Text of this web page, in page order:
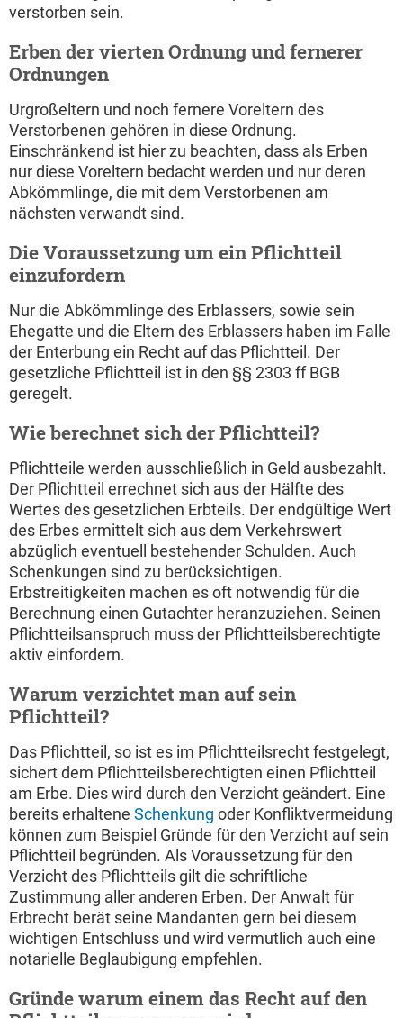
verstorben sein.
Erben der vierten Ordnung und fernerer
Ordnungen
Urgroßeltern und noch fernere Voreltern des
Verstorbenen gehören in diese Ordnung.
Einschränkend ist hier zu beachten, dass als Erben
nur diese Voreltern bedacht werden und nur deren
Abkömmlinge, die mit dem Verstorbenen am
nächsten verwandt sind.
Die Voraussetzung um ein Pflichtteil
einzufordern
Nur die Abkömmlinge des Erblassers, sowie sein
Ehegatte und die Eltern des Erblassers haben im Falle
der Enterbung ein Recht auf das Pflichtteil. Der
gesetzliche Pflichtteil ist in den §§ 2303 ff BGB
geregelt.
Wie berechnet sich der Pflichtteil?
Pflichtteile werden ausschließlich in Geld ausbezahlt.
Der Pflichtteil errechnet sich aus der Hälfte des
Wertes des gesetzlichen Erbteils. Der endgültige Wert
des Erbes ermittelt sich aus dem Verkehrswert
abzüglich eventuell bestehender Schulden. Auch
Schenkungen sind zu berücksichtigen.
Erbstreitigkeiten machen es oft notwendig für die
Berechnung einen Gutachter heranzuziehen. Seinen
Pflichtteilsanspruch muss der Pflichtteilsberechtigte
aktiv einfordern.
Warum verzichtet man auf sein
Pflichtteil?
Das Pflichtteil, so ist es im Pflichtteilsrecht festgelegt,
sichert dem Pflichtteilsberechtigten einen Pflichtteil
am Erbe. Dies wird durch den Verzicht geändert. Eine
bereits erhaltene Schenkung oder Konfliktvermeidung
können zum Beispiel Gründe für den Verzicht auf sein
Pflichtteil begründen. Als Voraussetzung für den
Verzicht des Pflichtteils gilt die schriftliche
Zustimmung aller anderen Erben. Der Anwalt für
Erbrecht berät seine Mandanten gern bei diesem
wichtigen Entschluss und wird vermutlich auch eine
notarielle Beglaubigung empfehlen.
Gründe warum einem das Recht auf den